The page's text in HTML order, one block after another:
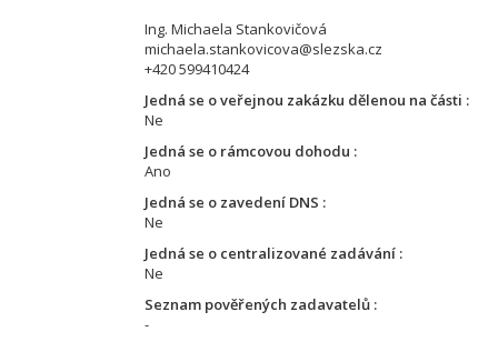
Ing. Michaela Stankovičová
michaela.stankovicova@slezska.cz
+420 599410424
Jedná se o veřejnou zakázku dělenou na části
Ne
Jedná se o rámcovou dohodu
Ano
Jedná se o zavedení DNS
Ne
Jedná se o centralizované zadávání
Ne
Seznam pověřených zadavatelů
-